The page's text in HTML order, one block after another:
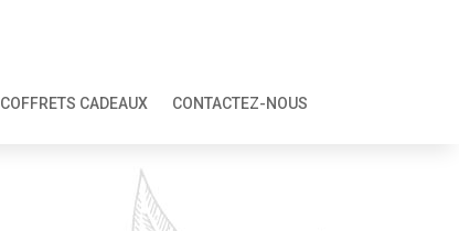
COFFRETS CADEAUX CONTACTEZ-NOUS